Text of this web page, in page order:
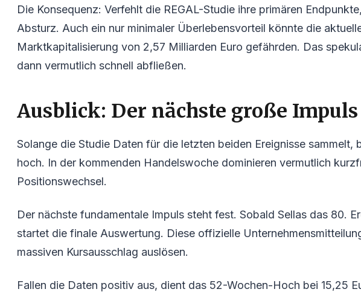
Die Konsequenz: Verfehlt die REGAL-Studie ihre primären
Absturz. Auch ein nur minimaler Überlebensvorteil könnte die
Marktkapitalisierung von 2,57 Milliarden Euro gefährden. Das
dann vermutlich schnell abfließen.
Ausblick: Der nächste große Impuls
Solange die Studie Daten für die letzten beiden Ereignisse sammelt,
hoch. In der kommenden Handelswoche dominieren vermutlich
Positionswechsel.
Der nächste fundamentale Impuls steht fest. Sobald Sellas das 80.
startet die finale Auswertung. Diese offizielle
massiven Kursausschlag auslösen.
Fallen die Daten positiv aus, dient das 52-Wochen-Hoch bei 15,25